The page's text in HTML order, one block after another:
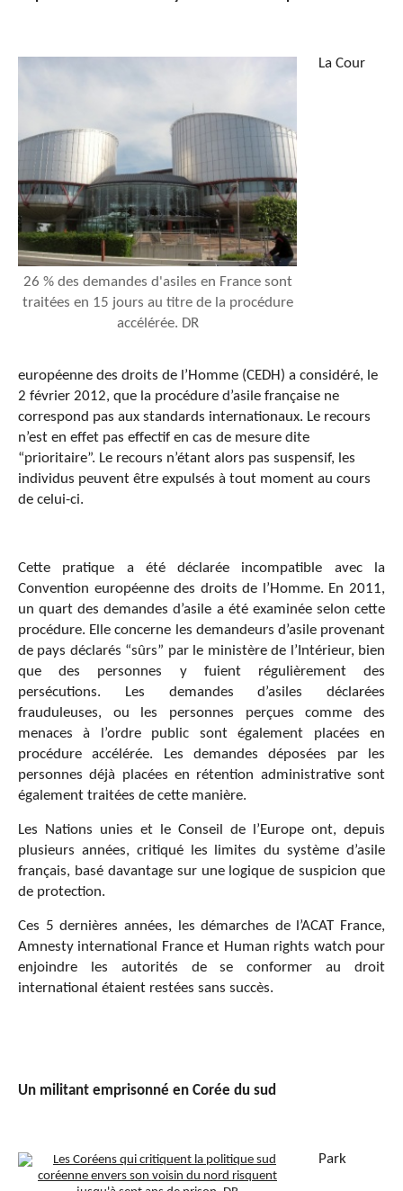
26 % des demandes d'asiles en France sont
traitées en 15 jours au titre de la procédure
accélérée. DR
La Cour
européenne des droits de l’Homme (CEDH) a considéré, le
2 février 2012, que la procédure d’asile française ne
correspond pas aux standards internationaux. Le recours
n’est en effet pas effectif en cas de mesure dite
“prioritaire”. Le recours n’étant alors pas suspensif, les
individus peuvent être expulsés à tout moment au cours
de celui-ci.
Cette pratique a été déclarée incompatible avec la
Convention européenne des droits de l’Homme. En 2011,
un quart des demandes d’asile a été examinée selon cette
procédure. Elle concerne les demandeurs d’asile provenant
de pays déclarés “sûrs” par le ministère de l’Intérieur, bien
que des personnes y fuient régulièrement des
persécutions. Les demandes d’asiles déclarées
frauduleuses, ou les personnes perçues comme des
menaces à l’ordre public sont également placées en
procédure accélérée. Les demandes déposées par les
personnes déjà placées en rétention administrative sont
également traitées de cette manière.
Les Nations unies et le Conseil de l’Europe ont, depuis
plusieurs années, critiqué les limites du système d’asile
français, basé davantage sur une logique de suspicion que
de protection.
Ces 5 dernières années, les démarches de l’ACAT France,
Amnesty international France et Human rights watch pour
enjoindre les autorités de se conformer au droit
international étaient restées sans succès.
Un militant emprisonné en Corée du sud
Park